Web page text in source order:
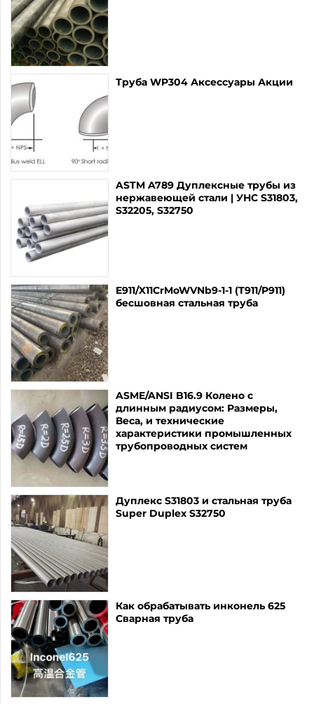
Труба WP304 Аксессуары Акции
ASTM A789 Дуплексные трубы из
нержавеющей стали | УНС S31803,
S32205, S32750
E911/X11CrMoWVNb9-1-1 (T911/P911)
бесшовная стальная труба
ASME/ANSI B16.9 Колено с
длинным радиусом: Размеры,
Веса, и технические
характеристики промышленных
трубопроводных систем
Дуплекс S31803 и стальная труба
Super Duplex S32750
Как обрабатывать инконель 625
Сварная труба